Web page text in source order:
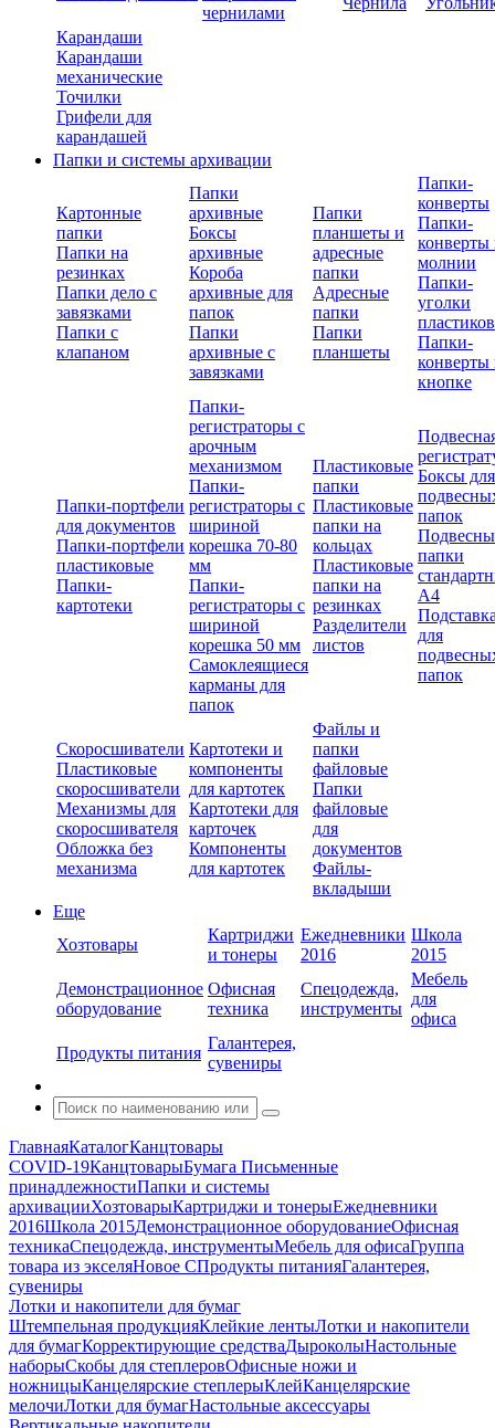
чернилами
Карандаши
Карандаши
механические
Точилки
Грифели для
карандашей
Папки и системы архивации
Картонные
папки
Папки на
резинках
Папки дело с
завязками
Папки с
клапаном
Папки
архивные
Боксы
архивные
Короба
архивные для
папок
Папки
архивные с
завязками
Папки
планшеты и
адресные
папки
Адресные
папки
Папки
планшеты
Папки-
конверты
Папки-
конверты
молнии
Папки-
уголки
Папки-
конверты
кнопке
Папки-портфели
для документов
Папки-портфели
пластиковые
Папки-
картотеки
Папки-
регистраторы с
арочным
механизмом
Папки-
регистраторы с
шириной
корешка 70-80
мм
Папки-
регистраторы с
шириной
корешка 50 мм
Самоклеящиеся
карманы для
папок
Пластиковые
папки
Пластиковые
папки на
кольцах
Пластиковые
папки на
резинках
Разделители
листов
Боксы для
папок
папки
А4
для
папок
Скоросшиватели
Пластиковые
скоросшиватели
Механизмы для
скоросшивателя
Обложка без
механизма
Картотеки и
компоненты
для картотек
Картотеки для
карточек
Компоненты
для картотек
Файлы и
папки
файловые
Папки
файловые
для
документов
Файлы-
вкладыши
Еще
Хозтовары
Картриджи
и тонеры
Ежедневники
2016
Школа
2015
Демонстрационное
оборудование
Офисная
техника
Спецодежда,
инструменты
Мебель
для
офиса
Продукты питания
Галантерея,
сувениры
ГлавнаяКаталогКанцтовары
COVID-19КанцтоварыБумага Письменные
принадлежностиПапки и системы
архивацииХозтоварыКартриджи и тонерыЕжедневники
2016Школа 2015Демонстрационное оборудованиеОфисная
техникаСпецодежда, инструментыМебель для офисаГруппа
товара из экселяНовое СПродукты питанияГалантерея,
сувениры
Лотки и накопители для бумаг
Штемпельная продукцияКлейкие лентыЛотки и накопители
для бумагКорректирующие средстваДыроколыНастольные
наборыСкобы для степлеровОфисные ножи и
ножницыКанцелярские степлерыКлейКанцелярские
мелочиЛотки для бумагНастольные аксессуары